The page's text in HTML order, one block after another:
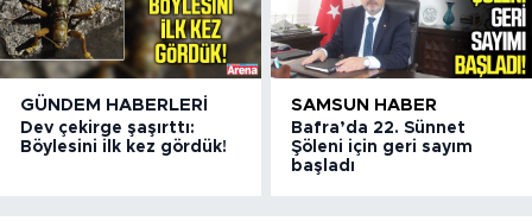
GÜNDEM HABERLERI
Dev çekirge şaşırttı:
Böylesini ilk kez gördük!
SAMSUN HABER
Bafra’da 22. Sünnet
Şöleni için geri sayım
başladı